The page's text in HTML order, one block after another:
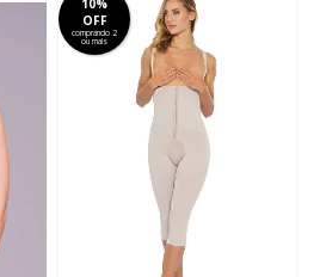
10%
OFF
comprando 2
ou mais